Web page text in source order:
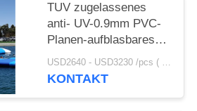
TUV zugelassenes
anti- UV-0.9mm PVC-
Planen-aufblasbares
Wasser-springendes
Kissen für Verkauf
USD2640 - USD3230 /pcs ( price just for reference, detailed prices need to be confirmed） MOQ:1PC
KONTAKT